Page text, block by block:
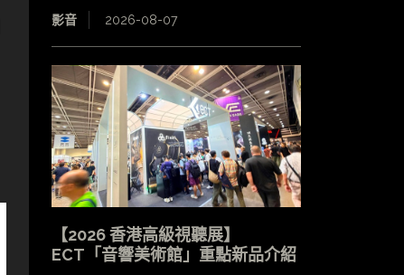
影音 2026-08-07
【2026 香港高級視聽展】
ECT「音響美術館」重點新品介紹